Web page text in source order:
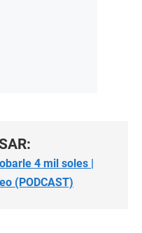
4 mil soles |
(PODCAST)